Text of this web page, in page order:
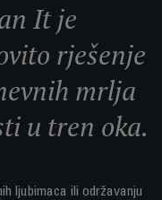
It je
rješenje
mrlja
u tren oka.
ljubimaca ili održavanju